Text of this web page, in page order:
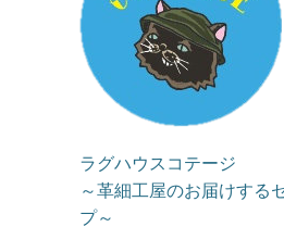
ラグハウスコテージ
～革細工屋のお届けする
プ～